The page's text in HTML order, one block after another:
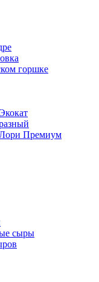
горшке
Премиум
сыры